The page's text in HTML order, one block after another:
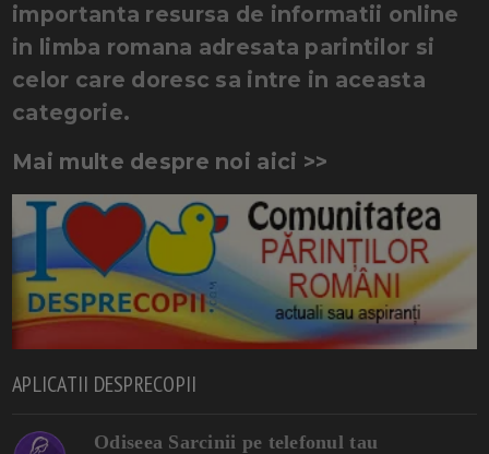
importanta resursa de informatii online
in limba romana adresata parintilor si
celor care doresc sa intre in aceasta
categorie.
Mai multe despre noi aici >>
APLICATII DESPRECOPII
Odiseea Sarcinii pe telefonul tau